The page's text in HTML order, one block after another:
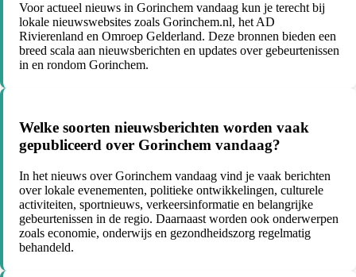
Voor actueel nieuws in Gorinchem vandaag kun je terecht bij
lokale nieuwswebsites zoals Gorinchem.nl, het AD
Rivierenland en Omroep Gelderland. Deze bronnen bieden een
breed scala aan nieuwsberichten en updates over gebeurtenissen
in en rondom Gorinchem.
Welke soorten nieuwsberichten worden vaak
gepubliceerd over Gorinchem vandaag?
In het nieuws over Gorinchem vandaag vind je vaak berichten
over lokale evenementen, politieke ontwikkelingen, culturele
activiteiten, sportnieuws, verkeersinformatie en belangrijke
gebeurtenissen in de regio. Daarnaast worden ook onderwerpen
zoals economie, onderwijs en gezondheidszorg regelmatig
behandeld.